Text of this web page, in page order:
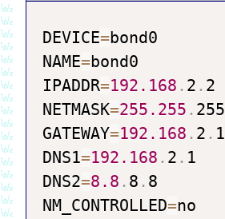
DEVICE=bond0
NAME=bond0
IPADDR=192.168 . 2 . 2
NETMASK=255.255 . 255
GATEWAY=192.168 . 2 . 1
DNS1=192.168 . 2 . 1
DNS2=8.8 . 8 . 8
NM_CONTROLLED=no